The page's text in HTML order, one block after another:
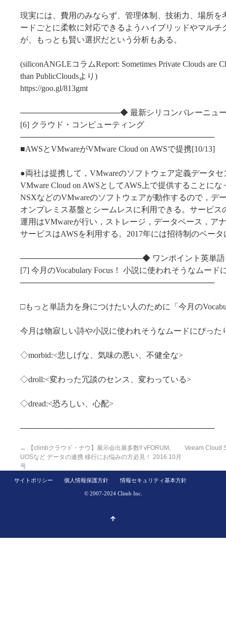
現実には、費用のみならず、管理体制、技術力、場所を
ードごとに柔軟に対応できるようハイブリッドやマルチ
が、もっとも賢い選択だという分析もある。
(siliconANGLEコラムReport: Sometimes Private Clouds are
than PublicCloudsより)
https://goo.gl/813gmt
──────────────────◆ 最新シリコンバレーニュ
[6] クラウド・コンピューティング
───────────────────────────────────
■AWSとVMwareがVMware Cloud on AWSで提携[10/13]
●両社は提携して，VMwareのソフトウェア定義データセ
VMware Cloud on AWSとしてAWS上で提供することにな
NSXなどのVMwareのソフトウェアが動作するので，デ
オンプレミス基盤とシームレスに利用できる。サービス
運用はVMwareが行い，ストレージ，データベース，ア
サービスはAWSを利用する。2017年には招待制のベー
──────────────────────◆ ワンポイント英単
[7] 今月のVocabulary Focus！ 小説に使われそうなムード
───────────────────────────────────
□もっと単語力を身につけたい人のために「今月の
今月は物寂しい詩や小説に使われそうなムードにぴった
◇morbid:<悲しげな、気味の悪い、不健全な>
◇droll:<変わった冗談のセンス、変わっている>
◇dread:<恐ろしい、心配>
───────────────────────────────────
←
【climbクラウド・ナウ】展示会出展多数!! vFORUM,
UOSなど データの連携 移行にお悩みの方必見！ 2016.10月
号
Veeam Cloud
サイトポリシー 個人情報保護方針 情報セキュリティ基本方針
© 2007-2024 Climb Inc.